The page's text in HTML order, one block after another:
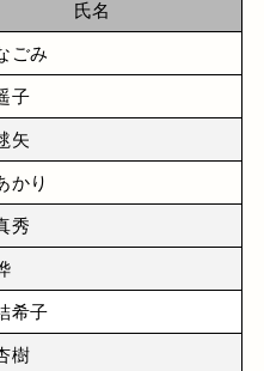
氏名
ごみ
子
矢
かり
秀
希子
樹